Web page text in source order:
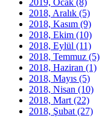
2018, Aralık (5)
2018, Kasım (9)
2018, Ekim (10)
2018, Eylül (11)
2018, Temmuz (5)
2018, Haziran (1)
2018, Mayıs (5)
2018, Nisan (10)
2018, Mart (22)
2018, Şubat (27)